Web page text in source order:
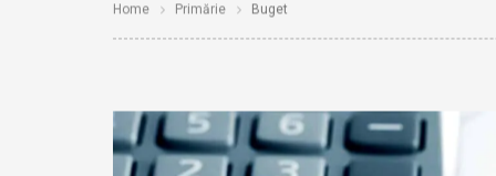
Home Primărie Buget